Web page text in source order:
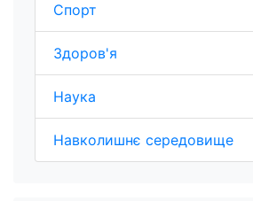
Спорт
Здоров'я
Наука
Навколишнє середовище